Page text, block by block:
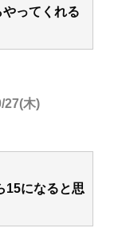
ってくれる
27(木)
15になると思